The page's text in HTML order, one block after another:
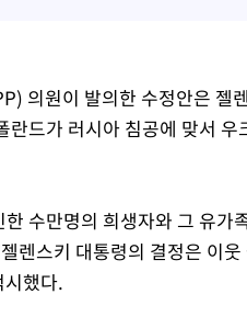
의원이 발의한 수정안은 젤
드가 러시아 침공에 맞서 우
수만명의 희생자와 그 유가
렌스키 대통령의 결정은 이
했다.